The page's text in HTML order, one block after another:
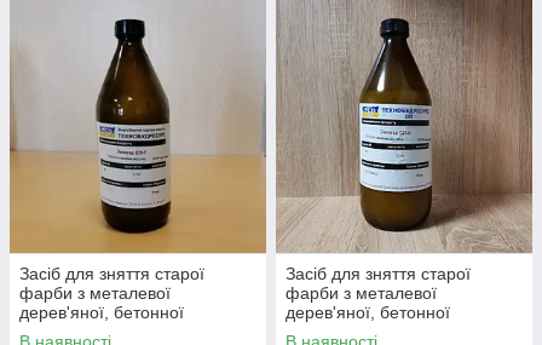
Засіб для зняття старої
фарби з металевої
дерев'яної, бетонної
поверхні СП-7 1.1 кг
Засіб для зняття старої
фарби з металевої
дерев'яної, бетонної
поверхні СП-7 1,1 кг